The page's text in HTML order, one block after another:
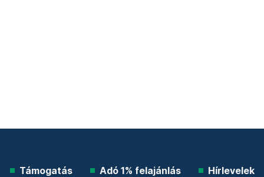
Támogatás Adó 1% felajánlás Hírlevelek